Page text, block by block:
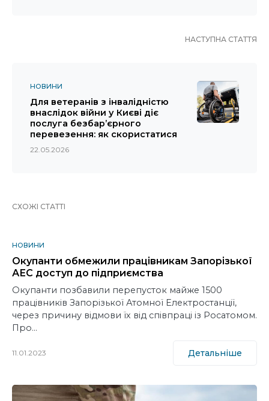
НАСТУПНА СТАТТЯ
НОВИНИ
Для ветеранів з інвалідністю
внаслідок війни у Києві діє
послуга безбар’єрного
перевезення: як скористатися
22.05.2026
СХОЖІ СТАТТІ
НОВИНИ
Окупанти обмежили працівникам Запорізької
АЕС доступ до підприємства
Окупанти позбавили перепусток майже 1500
працівників Запорізької Атомної Електростанції,
через причину відмови їх від співпраці із Росатомом.
Про…
11.01.2023 Детальніше